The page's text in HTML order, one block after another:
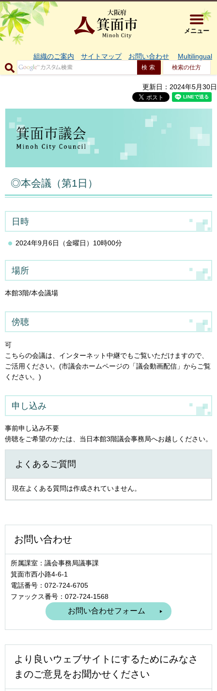
大阪府箕
メニュー
組織のご案内 サイトマップ お問い合わせ Multilingual
検索の仕方
更新日：2024年5月30日
◎本会議（第1日）
日時
2024年9月6日（金曜日）10時00分
場所
本館3階/本会議場
傍聴
可
こちらの会議は、インターネット中継でもご覧いただけますので、
ご活用ください。(市議会ホームページの「議会動画配信」からご覧
ください。)
申し込み
事前申し込み不要
傍聴をご希望のかたは、当日本館3階議会事務局へお越しください。
よくあるご質問
現在よくある質問は作成されていません。
お問い合わせ
所属課室：議会事務局議事課
箕面市西小路4‐6‐1
電話番号：072-724-6705
ファックス番号：072-724-1568
より良いウェブサイトにするためにみなさ
まのご意見をお聞かせください